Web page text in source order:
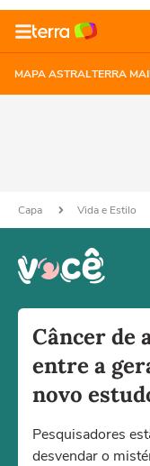
MAPA ASTRALTERRA
Capa Vida e Estilo
Câncer de
entre a
novo
Pesquisadores
desvendar o